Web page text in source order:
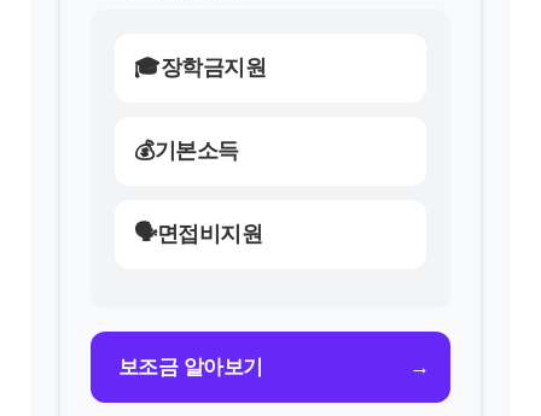
🎓장학금지원
💰기본소득
🗣면접비지원
보조금 알아보기 →